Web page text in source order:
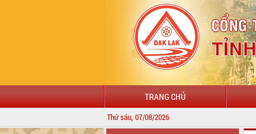
TRANG CHỦ
Thứ sáu, 07/08/2026